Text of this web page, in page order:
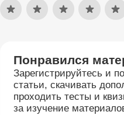
Понравился
Зарегистрируйтесь и
статьи, скачивать
проходить тесты и
за изучение